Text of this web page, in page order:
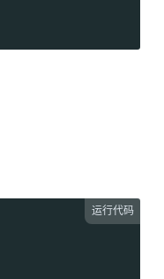
运行代码